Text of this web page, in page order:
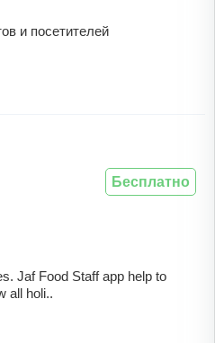
и посетителей
Jaf Food Staff app help to
all holi..
Бесплатно